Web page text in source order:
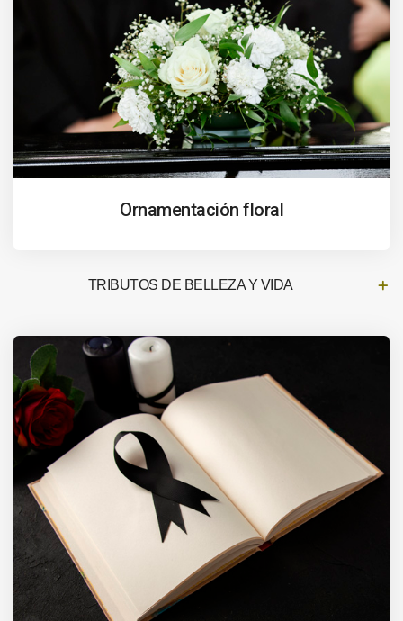
Ornamentación floral
TRIBUTOS DE BELLEZA Y VIDA